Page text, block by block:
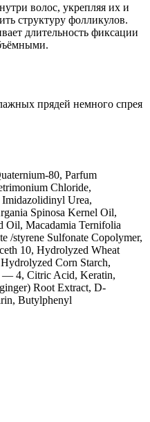
волос, укрепляя их и
структуру фолликулов.
длительность фиксации
прядей немного спрея
80, Parfum
Chloride,
Urea,
Spinosa Kernel Oil,
Oil, Macadamia Ternifolia
/styrene Sulfonate Copolymer,
10, Hydrolyzed Wheat
Corn Starch,
— 4, Citric Acid, Keratin,
Root Extract, D-
Butylphenyl